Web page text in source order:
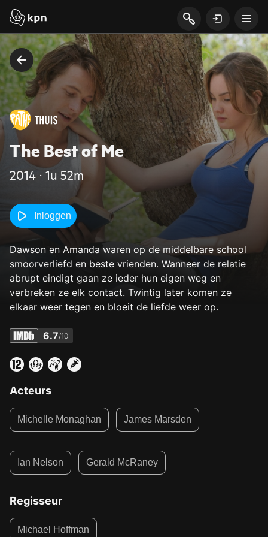
The Best of Me
2014 ‧ 1u 52m
Inloggen
Dawson en Amanda waren op de middelbare school
smoorverliefd en beste vrienden. Wanneer de relatie
abrupt eindigt gaan ze ieder hun eigen weg en
verbreken ze elk contact. Twintig later komen ze
elkaar weer tegen en bloeit de liefde weer op.
6.7/10
Acteurs
Michelle Monaghan James Marsden
Ian Nelson Gerald McRaney
Regisseur
Michael Hoffman